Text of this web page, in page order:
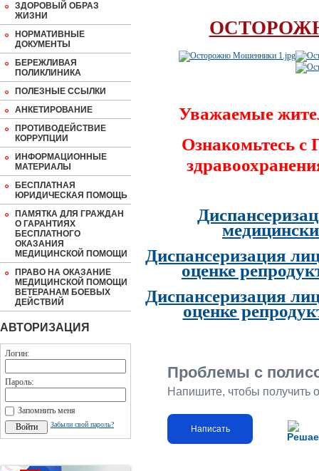
ЗДОРОВЫЙ ОБРАЗ
ЖИЗНИ
НОРМАТИВНЫЕ
ДОКУМЕНТЫ
БЕРЕЖЛИВАЯ
ПОЛИКЛИНИКА
ПОЛЕЗНЫЕ ССЫЛКИ
АНКЕТИРОВАНИЕ
ПРОТИВОДЕЙСТВИЕ
КОРРУПЦИИ
ИНФОРМАЦИОННЫЕ
МАТЕРИАЛЫ
БЕСПЛАТНАЯ
ЮРИДИЧЕСКАЯ ПОМОЩЬ
ПАМЯТКА ДЛЯ ГРАЖДАН
О ГАРАНТИЯХ
БЕСПЛАТНОГО
ОКАЗАНИЯ
МЕДИЦИНСКОЙ ПОМОЩИ
ПРАВО НА ОКАЗАНИЕ
МЕДИЦИНСКОЙ ПОМОЩИ
ВЕТЕРАНАМ БОЕВЫХ
ДЕЙСТВИЙ
АВТОРИЗАЦИЯ
Логин:
Пароль:
Запомнить меня
Забыли свой пароль?
Уважаемые
Ознакомьтесь
Диспансеризация
оценке
Диспансеризация
оценке
Проблемы с
Напишите, чтобы получить
Написать